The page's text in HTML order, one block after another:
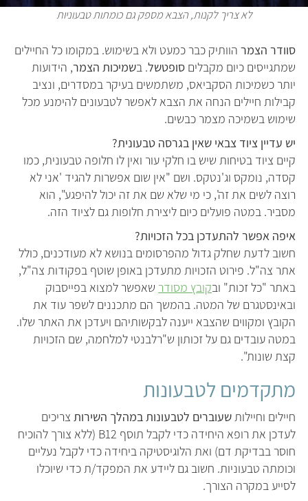
לא צריך לקנות, הצבא מספק גם כומתות טבעוניות
סוודר הצמרהוותיק כבר כמעט ולא בשימוש. במקומו כל החיילים
שמתגייסים כיום מקבלים סופטשל. בשמיכות הצמר, הידועות
יותר כשמיכות הסקביאס, משתמשים בעיקר במסדרים, ונציב
קבילות חיילים הנחה את הצבא לאפשר לטבעונים להימנע מכל
שימוש בשמיכה מצמר כבשים.
יש עדיין ציוד צבאי שאין בגרסה טבעונית?
קיים ציוד בטיחות שיש בו חלקי עור ואין לו חלופה טבעונית, כמו
קסדה, נומקס וג'נטקס. ושם "אין שום אפשרות להגיד 'אני לא
רוצה לשים את זה', כי מי שלא שם את זה יכול להיפגע", הוא
מסביר. במטה פועלים כיום ליצירת חלופות גם לציוד הזה.
איפה אפשר להתעדכן בכל הזכויות?
חשוב לדעת שחלק גדול מהפרסומים בנושא לא מעודכנים, כולל
אתר צה"ל. פירוט הזכויות מתעדכן באופן שוטף בפקודות צה"ל,
באתר "כל זכות" ובקובץ מסודר שאפשר למצוא בפייסבוק
ובאינסטגרם של המטה. בהמשך הם מתכננים לשפר עוד את
הקובץ ומקווים שהצבא ייענה לבקשותיהם ויעדכן את האתר שלו.
במטה עובדים גם על זכותון ש"רלבנטי למלחמה, שם הזכויות
קצת שונות".
מתקדמים לטבעונות
חיילים וחיילותשעוברים לטבעונות במהלך השירותצריכים
לעדכן את רופא היחידה כדי לקבל תוסף B12 (ללא צורך להוכיח
חוסר בבדיקת דם) ואת הלוגיסטיקה ביחידה כדי לקבל נעליים
וכומתה טבעוניות. חשוב גם ליידע את המפקד/ת כדי שיוכלו
לסייע במקרה הצורך.